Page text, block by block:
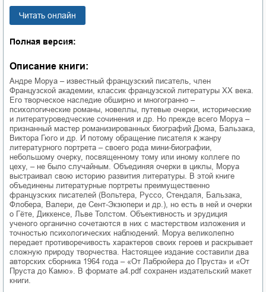
Читать онлайн
Полная версия:
Описание книги:
Андре Моруа – известный французский писатель, член
Французской академии, классик французской литературы XX века.
Его творческое наследие обширно и многогранно –
психологические романы, новеллы, путевые очерки, исторические
и литературоведческие сочинения и др. Но прежде всего Моруа –
признанный мастер романизированных биографий Дюма, Бальзака,
Виктора Гюго и др. И потому обращение писателя к жанру
литературного портрета – своего рода мини-биографии,
небольшому очерку, посвященному тому или иному коллеге по
цеху, – не было случайным. Объединяя очерки в циклы, Моруа
выстраивал свою историю развития литературы. В этой книге
объединены литературные портреты преимущественно
французских писателей (Вольтера, Руссо, Стендаля, Бальзака,
Флобера, Валери, де Сент-Экзюпери и др.), но есть в ней и очерки
о Гёте, Диккенсе, Льве Толстом. Объективность и эрудиция
ученого органично сочетаются в них с мастерством изложения и
точностью психологических наблюдений. Моруа великолепно
передает противоречивость характеров своих героев и раскрывает
сложную природу творчества. Настоящее издание составили два
авторских сборника 1964 года – «От Лабрюйера до Пруста» и «От
Пруста до Камю». В формате a4.pdf сохранен издательский макет
книги.